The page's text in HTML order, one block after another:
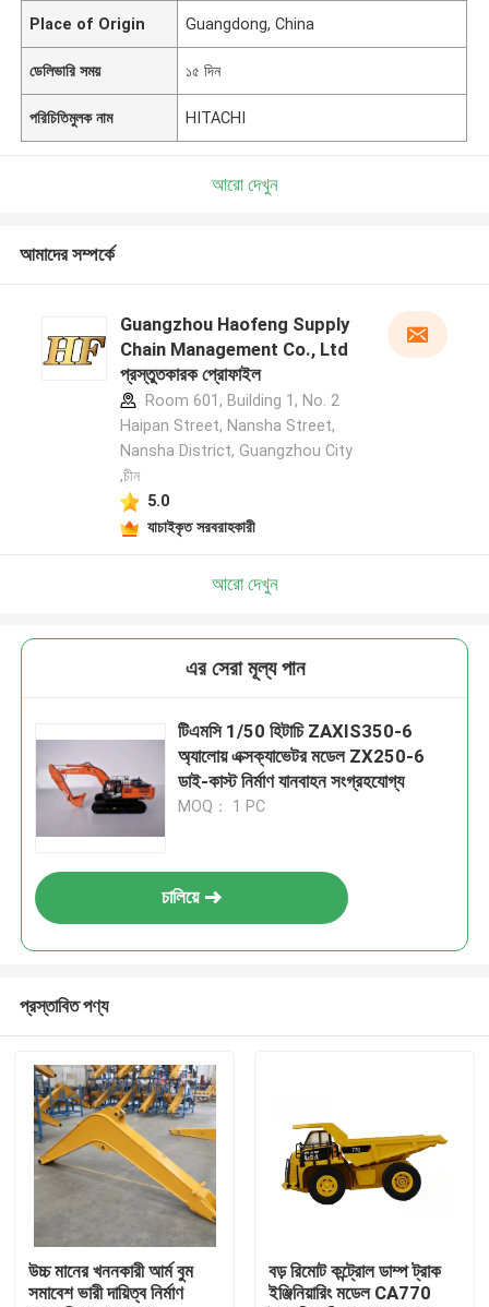
Place of Origin Guangdong, China
ডেলিভারি সময় ১৫ দিন
পরিচিতিমুলক নাম HITACHI
আরো দেখুন
আমাদের সম্পর্কে
Guangzhou Haofeng Supply
Chain Management Co., Ltd
প্রস্তুতকারক প্রোফাইল
Room 601, Building 1, No. 2
Haipan Street, Nansha Street,
Nansha District, Guangzhou City
,চীন
5.0
যাচাইকৃত সরবরাহকারী
আরো দেখুন
এর সেরা মূল্য পান
টিএমসি 1/50 হিটাচি ZAXIS350-6
অ্যালোয় এক্সক্যাভেটর মডেল ZX250-6
ডাই-কাস্ট নির্মাণ যানবাহন সংগ্রহযোগ্য
MOQ： 1 PC
চালিয়ে
প্রস্তাবিত পণ্য
উচ্চ মানের খননকারী আর্ম বুম
সমাবেশ ভারী দায়িত্ব নির্মাণ
বড় রিমোট কন্ট্রোল ডাম্প ট্রাক
ইঞ্জিনিয়ারিং মডেল CA770